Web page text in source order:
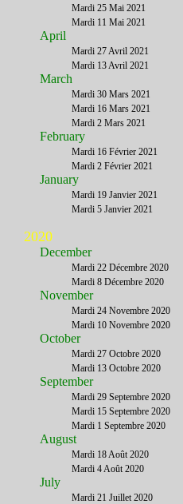
Mardi 25 Mai 2021
Mardi 11 Mai 2021
April
Mardi 27 Avril 2021
Mardi 13 Avril 2021
March
Mardi 30 Mars 2021
Mardi 16 Mars 2021
Mardi 2 Mars 2021
February
Mardi 16 Février 2021
Mardi 2 Février 2021
January
Mardi 19 Janvier 2021
Mardi 5 Janvier 2021
2020
December
Mardi 22 Décembre 2020
Mardi 8 Décembre 2020
November
Mardi 24 Novembre 2020
Mardi 10 Novembre 2020
October
Mardi 27 Octobre 2020
Mardi 13 Octobre 2020
September
Mardi 29 Septembre 2020
Mardi 15 Septembre 2020
Mardi 1 Septembre 2020
August
Mardi 18 Août 2020
Mardi 4 Août 2020
July
Mardi 21 Juillet 2020